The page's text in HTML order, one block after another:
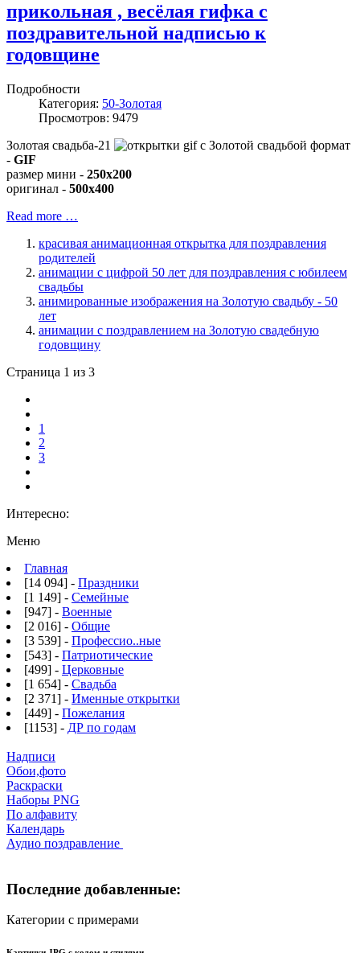
прикольная , весёлая гифка с
поздравительной надписью к
годовщине
Подробности
Категория: 50-Золотая
Просмотров: 9479
Золотая свадьба-21
формат
- GIF
размер мини - 250x200
оригинал - 500x400
Read more …
красивая анимационная открытка для поздравления
родителей
анимации с цифрой 50 лет для поздравления с юбилеем
свадьбы
анимированные изображения на Золотую свадьбу - 50
лет
анимации с поздравлением на Золотую свадебную
годовщину
Страница 1 из 3
1
2
3
Интересно:
Меню
Главная
[14 094] - Праздники
[1 149] - Семейные
[947] - Военные
[2 016] - Общие
[3 539] - Профессио..ные
[543] - Патриотические
[499] - Церковные
[1 654] - Свадьба
[2 371] - Именные открытки
[449] - Пожелания
[1153] - ДР по годам
Надписи
Обои,фото
Раскраски
Наборы PNG
По алфавиту
Календарь
Аудио поздравление
Последние добавленные:
Категории с примерами